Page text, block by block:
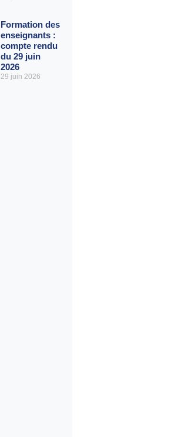
Formation des
enseignants :
compte rendu
du 29 juin
2026
29 juin 2026